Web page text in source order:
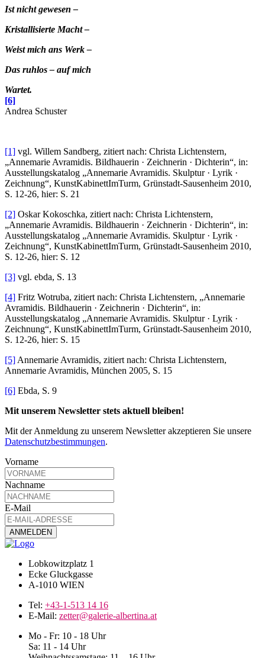
Ist nicht gewesen –
Kristallisierte Macht –
Weist mich ans Werk –
Das ruhlos – auf mich
Wartet.
[6]
Andrea Schuster
[1] vgl. Willem Sandberg, zitiert nach: Christa Lichtenstern,
„Annemarie Avramidis. Bildhauerin · Zeichnerin · Dichterin“, in:
Ausstellungskatalog „Annemarie Avramidis. Skulptur · Lyrik ·
Zeichnung“, KunstKabinettImTurm, Grünstadt-Sausenheim 2010,
S. 12-26, hier: S. 21
[2] Oskar Kokoschka, zitiert nach: Christa Lichtenstern,
„Annemarie Avramidis. Bildhauerin · Zeichnerin · Dichterin“, in:
Ausstellungskatalog „Annemarie Avramidis. Skulptur · Lyrik ·
Zeichnung“, KunstKabinettImTurm, Grünstadt-Sausenheim 2010,
S. 12-26, hier: S. 12
[3] vgl. ebda, S. 13
[4] Fritz Wotruba, zitiert nach: Christa Lichtenstern, „Annemarie
Avramidis. Bildhauerin · Zeichnerin · Dichterin“, in:
Ausstellungskatalog „Annemarie Avramidis. Skulptur · Lyrik ·
Zeichnung“, KunstKabinettImTurm, Grünstadt-Sausenheim 2010,
S. 12-26, hier: S. 15
[5]Annemarie Avramidis, zitiert nach: Christa Lichtenstern,
Annemarie Avramidis, München 2005, S. 15
[6] Ebda, S. 9
Mit unserem Newsletter stets aktuell bleiben!
Mit der Anmeldung zu unserem Newsletter akzeptieren Sie unsere
Datenschutzbestimmungen.
Vorname
Nachname
E-Mail
Lobkowitzplatz 1
Ecke Gluckgasse
A-1010 WIEN
Tel: +43-1-513 14 16
E-Mail: zetter@galerie-albertina.at
Mo - Fr: 10 - 18 Uhr
Sa: 11 - 14 Uhr